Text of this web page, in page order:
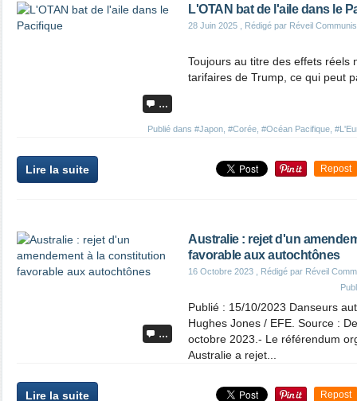
…
L'OTAN bat de l'aile dans le
28 Juin 2025 , Rédigé par Réveil
Publié dans #Japon #Corée #Océan Pacifique
Toujours au titre des effets réels
tarifaires de Trump, ce qui peut
Lire la suite Repost
…
Australie : rejet d'un
favorable aux autochtônes
16 Octobre 2023 , Rédigé par Réveil
Publié : 15/10/2023 Danseurs
Hughes Jones / EFE. Source :
octobre 2023.- Le référendum
Australie a rejet...
Lire la suite Repost